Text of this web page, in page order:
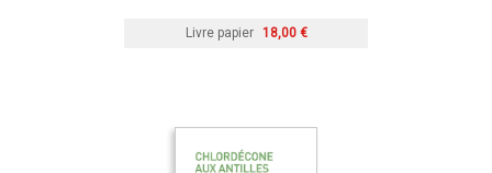
Livre papier 18,00 €